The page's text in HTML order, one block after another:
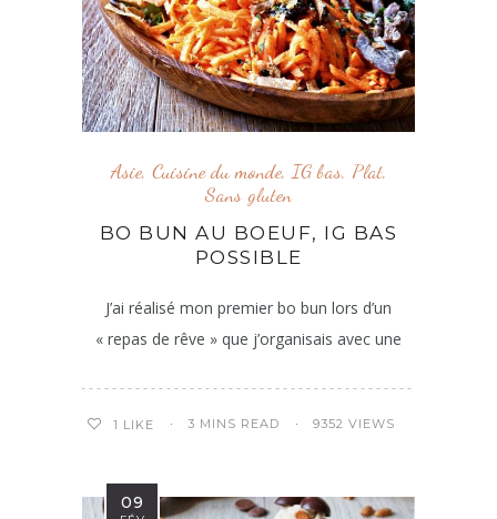
Asie, Cuisine du monde, IG bas, Plat,
Sans gluten
BO BUN AU BOEUF, IG BAS
POSSIBLE
J’ai réalisé mon premier bo bun lors d’un
« repas de rêve » que j’organisais avec une
1 LIKE 3 MINS READ 9352 VIEWS
09